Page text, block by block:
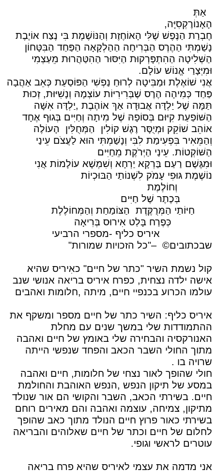
אַתְּ
הָאָנוֹרֶקְסִיָּה,
חֶבְרַת הַנֶּפֶשׁ שֶׁלִּי הָאוֹחֶזֶת וְהַנּוֹשֶׁמֶת בִּי נֶצַח אוֹיֶבֶת
נָשַׁמְתִּי הַהֶרֶס הַבְּרִיחָה הַהַלְקָאָה הַפַּחַד הַבִּטָּחוֹן
הַשְּׁלִיטָה הַהִתְפָּרְקוּת הַיִּסּוּר הַהִטַּהֲרוּת מֵעַצְמִי
וּמִיְּצָרַי אֱנוֹשׁ עוֹלָם.
אֲנִי שׁוֹאֶלֶת וּמַבִּיטָה לְרוּחַ נַפְשִׁי הַפּוֹסַעַת כְּאֵב אַהֲבָה
פַּחַד כְּמִיהָה הֶרֶס שֶׁבְּרִירִיּוֹת עוֹצְמָהּ וְנָשִׁיּוּת, זְכוּת
תַּמָּה שֶׁל יַלְדָּה אֲבוּדָה אַךְ אוֹהֶבֶת ,יַלְדָּה אִשָּׁה
הַשּׁוֹפַעַת קִיּוּם בְּסוֹפָהּ שֶׁל מִיתָה וְחַיִּים בְּגוּף אֶחָד
אוֹהֵב שׁוֹקֵק וּמְיֻסָּר רֶגֶשׁ קוֹלִין
הַמְּחֻלִּין
הָעוֹלֶה
וְהַמֵּאִיר בִּפְעִימַת לִבִּי וְנָשַׁמְתִּי הוּא לַעֲצֹם עֵינַי
הַשּׁוֹקְטוֹת. עֵינַי הַיְּרֹקֶת מֵחַיִּים
וּמִגֶּשֶׁם רַעַם בַּרְקָא יַרְחָא וְשִׁמְשָׁא עוֹלָמוֹת אֲנִי
נוֹשֶׁמֶת גּוּפִי עָמֹק לִשְׁנוֹתַי הַבּוּכְיוֹת
וְחוֹלֶמֶת
בְּכֶתֶר שֶׁל חַיִּים
חַיּוֹתַי הַמְּרֻקֶּדֶת
הַצּוֹמַחַת וְהַמְּחוֹלֶלֶת
כְּפֶרַח בָּלַט אִירוּס בְּרִיאָה
איריס כליף -מספרי הרביעי
שבכתובים©️ –"כל הזכויות שמורות"
קול נשמת השיר "כתר של חיים" כאִיריס שהיא
אישה ילדה נצחית, כפרח איריס בריאה אנושי שנב
עולמו הכרוע בכנפיי חיים, מיתה ,חלומות ואהבים
איריס כליף: השיר כתר של חיים מספר ומשקף את
ההתמודדות שלי במשך שנים עם מחלת
האנורקסיה והבחירה שלי באומץ של חיים ואהבה
מתוך החולי השבר הכאב והפחד שנפשי הייתה
שרויה בו .
חולי שהופך לאור נצחי של חלומות, חיים ואהבה
במסע של תיקון הנפש ,הנפש האוהבת והחולמת
חיים. בשירתי הכאב, השבר והקושי הם אור שנולד
מתיקון, צמיחה, עוצמה ואהבה והם מאירים רוחם
בשירתי כאור פרוץ חיים הנולד מתוך כאב שהופך
לחלום של חיים וכתר של חיים שאלוהים והבריאה
עוטרים לראשי וגופי.
אני מדמה את עצמי לאיריס שהיא פרח בריאה